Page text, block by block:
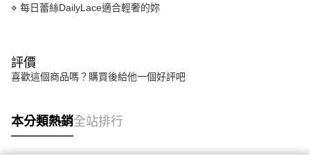
⋄ 每日蕾絲DailyLace適合輕奢的妳
評價
喜歡這個商品嗎？購買後給他一個好評吧
本分類熱銷全站排行